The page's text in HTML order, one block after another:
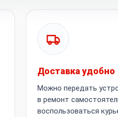
Доставка удобно
Можно передать
в ремонт
воспользоваться